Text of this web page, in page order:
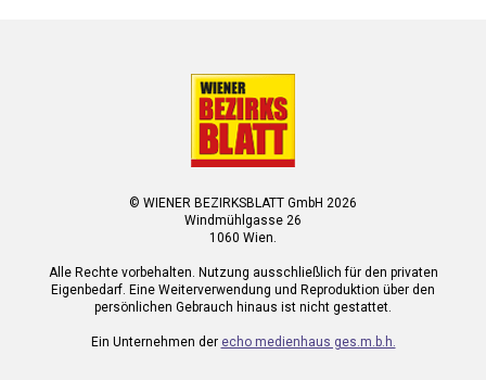
© WIENER BEZIRKSBLATT GmbH 2026
Windmühlgasse 26
1060 Wien.
Alle Rechte vorbehalten. Nutzung ausschließlich für den privaten
Eigenbedarf. Eine Weiterverwendung und Reproduktion über den
persönlichen Gebrauch hinaus ist nicht gestattet.
Ein Unternehmen der echo medienhaus ges.m.b.h.